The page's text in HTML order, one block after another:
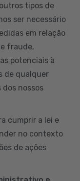
tipos de
ser necessário
em relação
fraude,
potenciais à
de qualquer
dos nossos
cumprir a lei e
no contexto
de ações